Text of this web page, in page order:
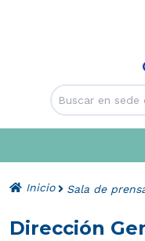
Inicio Sala de
Dirección